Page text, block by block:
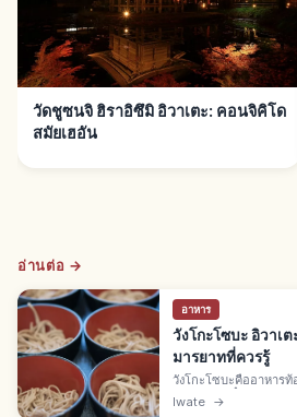
วัดชูซนจิ ฮิราอิซึมิ อิวาเตะ: คอนจิคิโด
สมัยเฮอัน
อ่านต่อ →
อาหาร
วังโกะโซบะ อิวาเ
มารยาทที่ควรรู้
วังโกะโซบะคืออาหารท้
เล็กในชามจิ๋ว เติมไม่ห
Iwate →